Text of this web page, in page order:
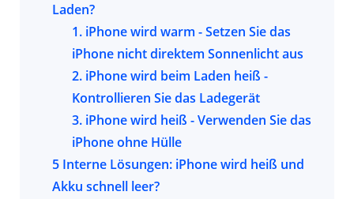
Laden?
1. iPhone wird warm - Setzen Sie das
iPhone nicht direktem Sonnenlicht aus
2. iPhone wird beim Laden heiß -
Kontrollieren Sie das Ladegerät
3. iPhone wird heiß - Verwenden Sie das
iPhone ohne Hülle
5 Interne Lösungen: iPhone wird heiß und
Akku schnell leer?